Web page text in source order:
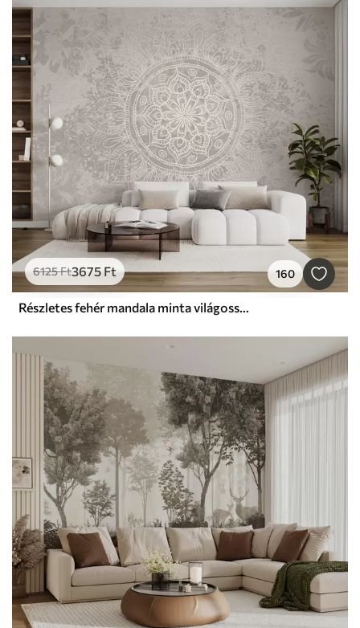
6125Ft3675Ft 160
Részletes fehér mandala minta világosszürke texturált vintage háttéren